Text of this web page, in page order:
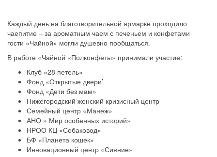
Каждый день на благотворительной ярмарке проходило
чаепитие – за ароматным чаем с печеньем и конфетами
гости «Чайной» могли душевно пообщаться.
В работе «Чайной «Полконфеты» принимали участие:
Клуб «28 петель»
Фонд «Открытые двери’
Фонд «Дети без мам»
Нижегородский женский кризисный центр
Семейный центр «Манеж»
АНО » Мир особенных историй»
НРОО КЦ «Собаковод»
БФ «Планета кошек»
Инновационный центр «Сияние»